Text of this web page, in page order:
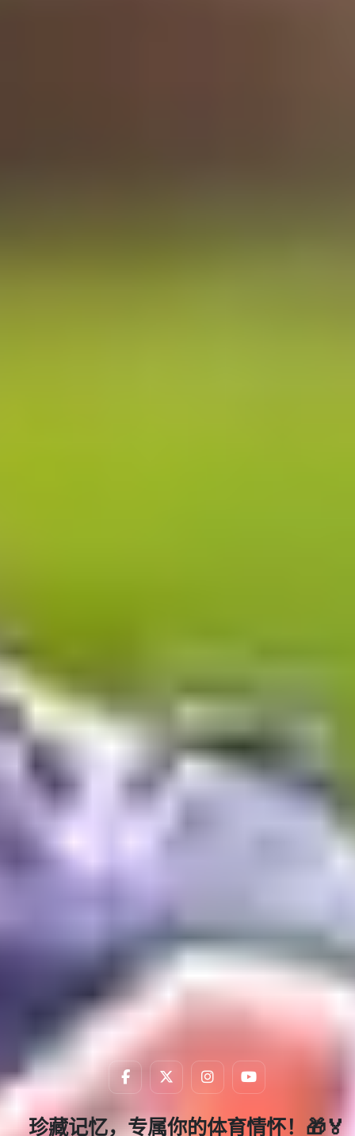
境，感受赛场心跳！
珍藏记忆，专属你的体育情怀！🎁🏅
身临其境，感受赛